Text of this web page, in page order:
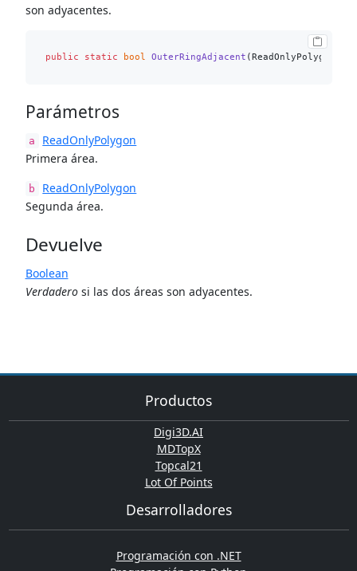
son adyacentes.
public static bool OuterRingAdjacent (ReadOnlyPolygon a,
Parámetros
a
ReadOnlyPolygon
Primera área.
b
ReadOnlyPolygon
Segunda área.
Devuelve
Boolean
Verdaderosi las dos áreas son adyacentes.
Productos
Digi3D.AI
MDTopX
Topcal21
Lot Of Points
Desarrolladores
Programación con .NET